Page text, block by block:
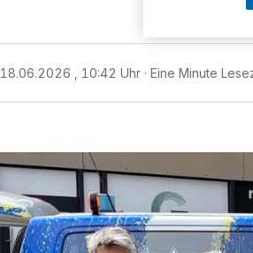
18.06.2026 , 10:42 Uhr Eine Minute